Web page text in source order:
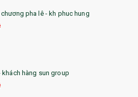
chương pha lê - kh phuc hung
khách hàng sun group